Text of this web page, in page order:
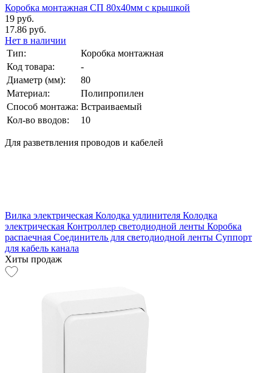
Коробка монтажная СП 80х40мм с крышкой
19 руб.
17.86 руб.
Нет в наличии
Тип:
Коробка монтажная
Код товара:
-
Диаметр (мм):
80
Материал:
Полипропилен
Способ монтажа: Встраиваемый
Кол-во вводов:
10
Для разветвления проводов и кабелей
Вилка электрическая Колодка удлинителя Колодка
электрическая Контроллер светодиодной ленты Коробка
распаечная Соединитель для светодиодной ленты Суппорт
для кабель канала
Хиты продаж